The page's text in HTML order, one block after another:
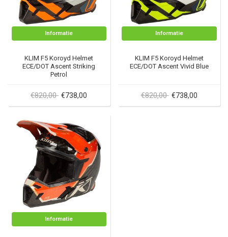
Informatie
KLIM F5 Koroyd Helmet
ECE/DOT Ascent Striking
Petrol
€820,00 €738,00
Informatie
KLIM F5 Koroyd Helmet
ECE/DOT Ascent Vivid Blue
€820,00 €738,00
Informatie